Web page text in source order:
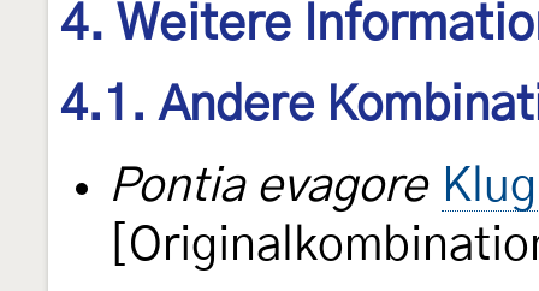
4. Weitere
4.1. Andere
Pontia evagore